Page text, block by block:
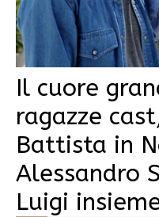
Il cuore
ragazze
Battista in
Alessandro
Luigi